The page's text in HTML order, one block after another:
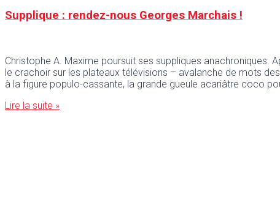
Supplique : rendez-nous Georges Marchais !
Christophe A. Maxime poursuit ses suppliques
le crachoir sur les plateaux télévisions – avalanche de mots
à la figure populo-cassante, la grande gueule acariâtre coco
Lire la suite »